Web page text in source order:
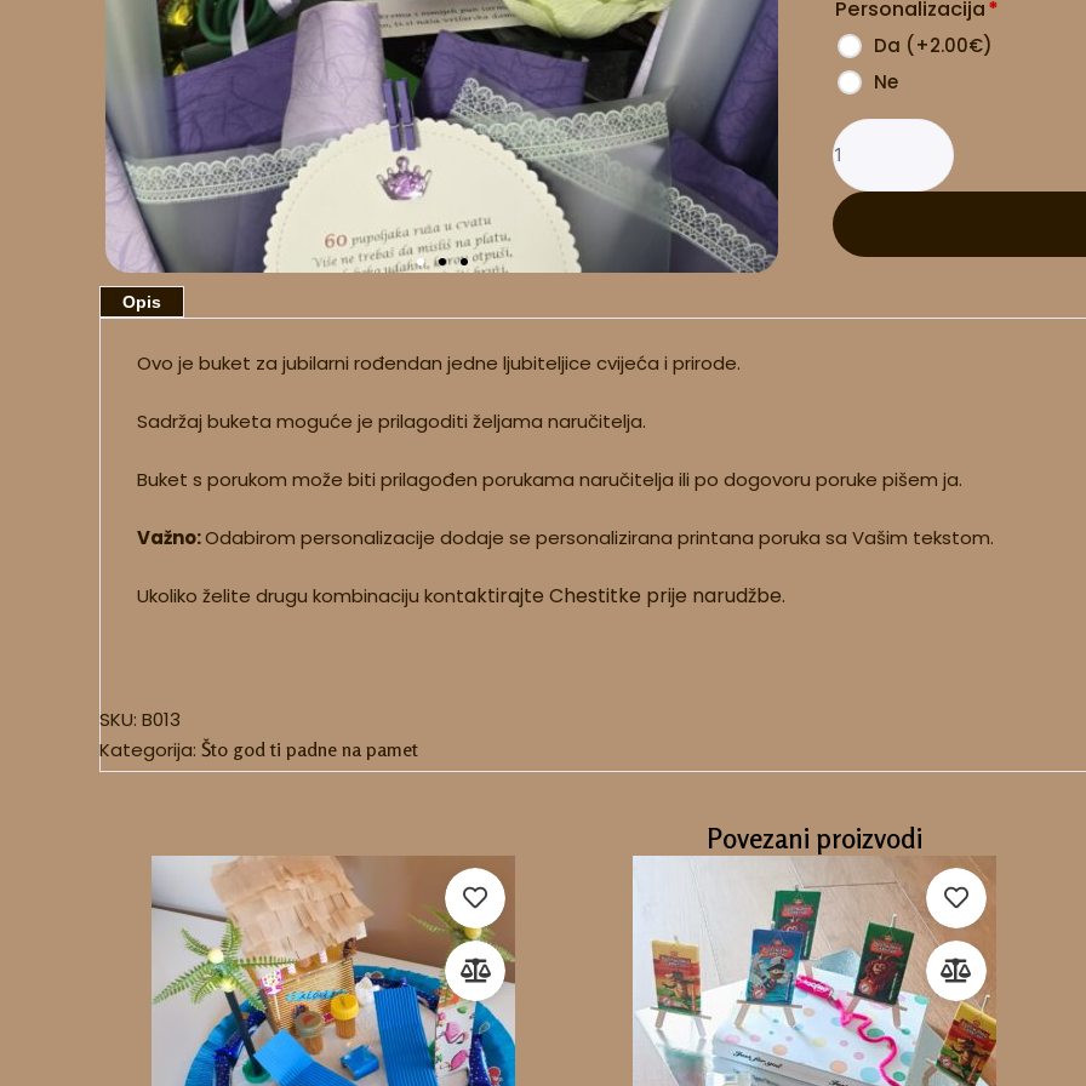
Personalizacija*
Da (+2.00€)
Ne
Opis
Ovo je buket za jubilarni rođendan jedne ljubiteljice cvijeća i prirode.
Sadržaj buketa moguće je prilagoditi željama naručitelja.
Buket s porukom može biti prilagođen porukama naručitelja ili po dogovoru poruke pišem ja.
Važno:Odabirom personalizacije dodaje se personalizirana printana poruka sa Vašim tekstom.
Ukoliko želite drugu kombinaciju kontaktirajte Chestitke prije narudžbe.
SKU: B013
Kategorija: Što god ti padne na pamet
Povezani proizvodi